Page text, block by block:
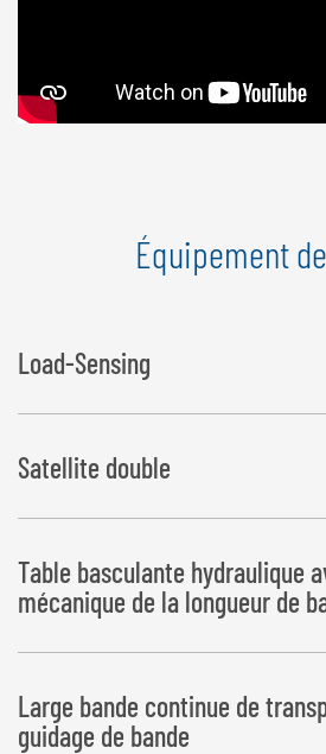
Équipement
Load-Sensing
Satellite double
Table basculante hydraulique
mécanique de la longueur de
Large bande continue de
guidage de bande